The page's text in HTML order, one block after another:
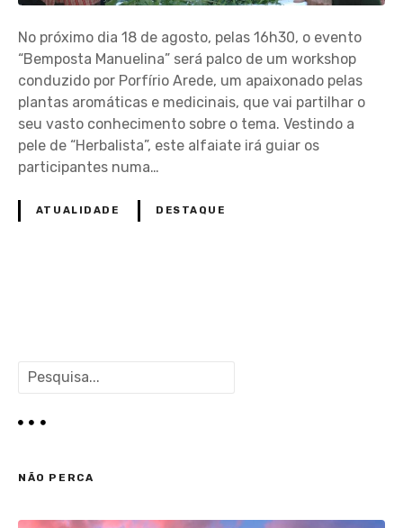
No próximo dia 18 de agosto, pelas 16h30, o evento
“Bemposta Manuelina” será palco de um workshop
conduzido por Porfírio Arede, um apaixonado pelas
plantas aromáticas e medicinais, que vai partilhar o
seu vasto conhecimento sobre o tema. Vestindo a
pele de “Herbalista”, este alfaiate irá guiar os
participantes numa…
ATUALIDADE DESTAQUE
s
t
q
s
r
NÃO PERCA